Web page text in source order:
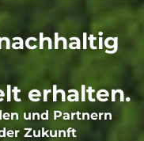
erhalten.
und Partnern
Zukunft